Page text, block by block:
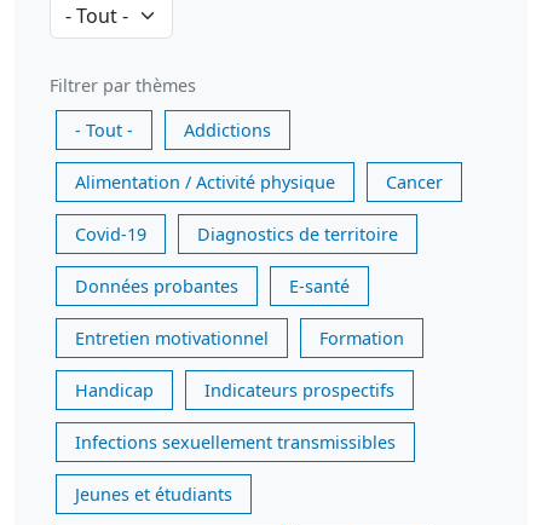
Filtrer par thèmes
- Tout -
Addictions
Alimentation / Activité physique Cancer
Covid-19 Diagnostics de territoire
Données probantes E-santé
Entretien motivationnel Formation
Handicap Indicateurs prospectifs
Infections sexuellement transmissibles
Jeunes et étudiants